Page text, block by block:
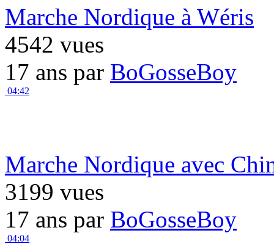
Marche Nordique à Wéris
4542 vues
17 ans par BoGosseBoy
04:42
Marche Nordique avec
3199 vues
17 ans par BoGosseBoy
04:04